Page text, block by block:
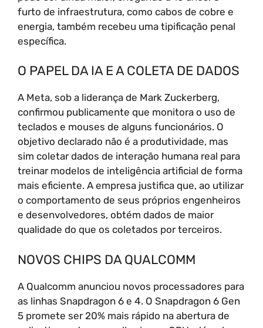
furto de infraestrutura, como cabos de cobre e
energia, também recebeu uma tipificação penal
específica.
O PAPEL DA IA E A COLETA DE DADOS
A Meta, sob a liderança de Mark Zuckerberg,
confirmou publicamente que monitora o uso de
teclados e mouses de alguns funcionários. O
objetivo declarado não é a produtividade, mas
sim coletar dados de interação humana real para
treinar modelos de inteligência artificial de forma
mais eficiente. A empresa justifica que, ao utilizar
o comportamento de seus próprios engenheiros
e desenvolvedores, obtém dados de maior
qualidade do que os coletados por terceiros.
NOVOS CHIPS DA QUALCOMM
A Qualcomm anunciou novos processadores para
as linhas Snapdragon 6 e 4. O Snapdragon 6 Gen
5 promete ser 20% mais rápido na abertura de